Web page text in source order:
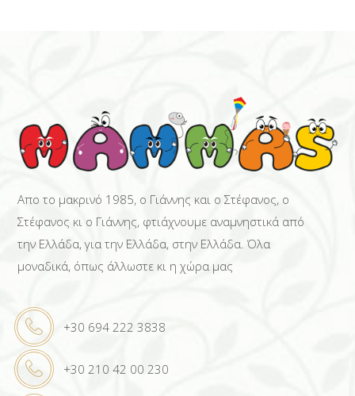
Απο το μακρινό 1985, ο Γιάννης και ο Στέφανος, ο
Στέφανος κι ο Γιάννης, φτιάχνουμε αναμνηστικά από
την Ελλάδα, για την Ελλάδα, στην Ελλάδα. Όλα
μοναδικά, όπως άλλωστε κι η χώρα μας
+30 694 222 3838
+30 210 42 00 230